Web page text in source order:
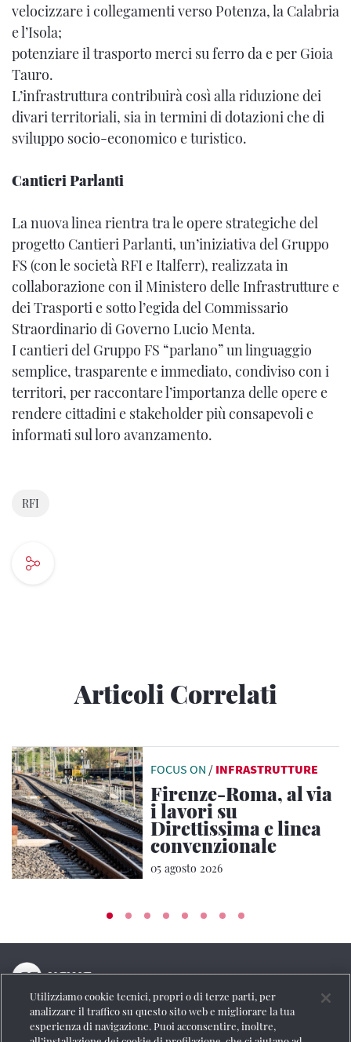
velocizzare i collegamenti verso Potenza, la Calabria
e l’Isola;
potenziare il trasporto merci su ferro da e per Gioia
Tauro.
L’infrastruttura contribuirà così alla riduzione dei
divari territoriali, sia in termini di dotazioni che di
sviluppo socio-economico e turistico.
Cantieri Parlanti
La nuova linea rientra tra le opere strategiche del
progetto Cantieri Parlanti, un’iniziativa del Gruppo
FS (con le società RFI e Italferr), realizzata in
collaborazione con il Ministero delle Infrastrutture e
dei Trasporti e sotto l’egida del Commissario
Straordinario di Governo Lucio Menta.
I cantieri del Gruppo FS “parlano” un linguaggio
semplice, trasparente e immediato, condiviso con i
territori, per raccontare l’importanza delle opere e
rendere cittadini e stakeholder più consapevoli e
informati sul loro avanzamento.
RFI
Articoli Correlati
FOCUS ON / INFRASTRUTTURE
Firenze-Roma, al via
i lavori su
Direttissima e linea
convenzionale
05 agosto 2026
La testata online del Gruppo FS Italiane
Social
Utilizziamo cookie tecnici, propri o di terze parti, per
analizzare il traffico su questo sito web e migliorare la tua
esperienza di navigazione. Puoi acconsentire, inoltre,